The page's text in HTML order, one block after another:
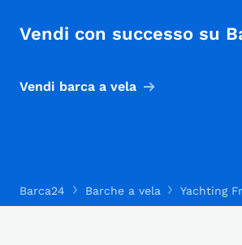
Vendi con successo su
Vendi barca a vela
Barca24 Barche a vela Yachting